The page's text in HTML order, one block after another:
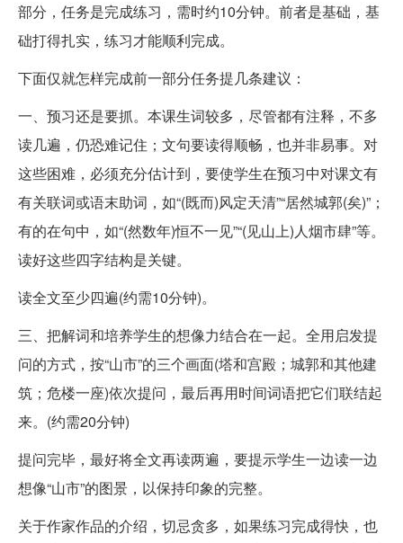
部分，任务是完成练习，需时约10分钟。前者是基础，基
础打得扎实，练习才能顺利完成。
下面仅就怎样完成前一部分任务提几条建议：
一、预习还是要抓。本课生词较多，尽管都有注释，不多
读几遍，仍恐难记住；文句要读得顺畅，也并非易事。对
这些困难，必须充分估计到，要使学生在预习中对课文有
有关联词或语末助词，如“(既而)风定天清”“居然城郭(矣)”；
有的在句中，如“(然数年)恒不一见”“(见山上)人烟市肆”等。
读好这些四字结构是关键。
读全文至少四遍(约需10分钟)。
三、把解词和培养学生的想像力结合在一起。全用启发提
问的方式，按“山市”的三个画面(塔和宫殿；城郭和其他建
筑；危楼一座)依次提问，最后再用时间词语把它们联结起
来。(约需20分钟)
提问完毕，最好将全文再读两遍，要提示学生一边读一边
想像“山市”的图景，以保持印象的完整。
关于作家作品的介绍，切忌贪多，如果练习完成得快，也